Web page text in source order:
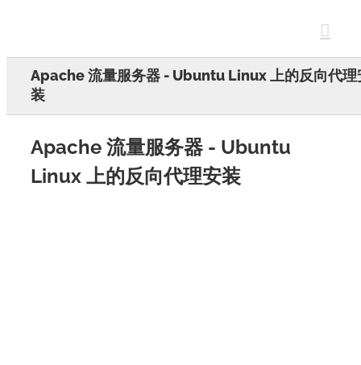
Apache 流量服务器 - Ubuntu Linux 上的反向代理
装
Apache 流量服务器 - Ubuntu
Linux 上的反向代理安装